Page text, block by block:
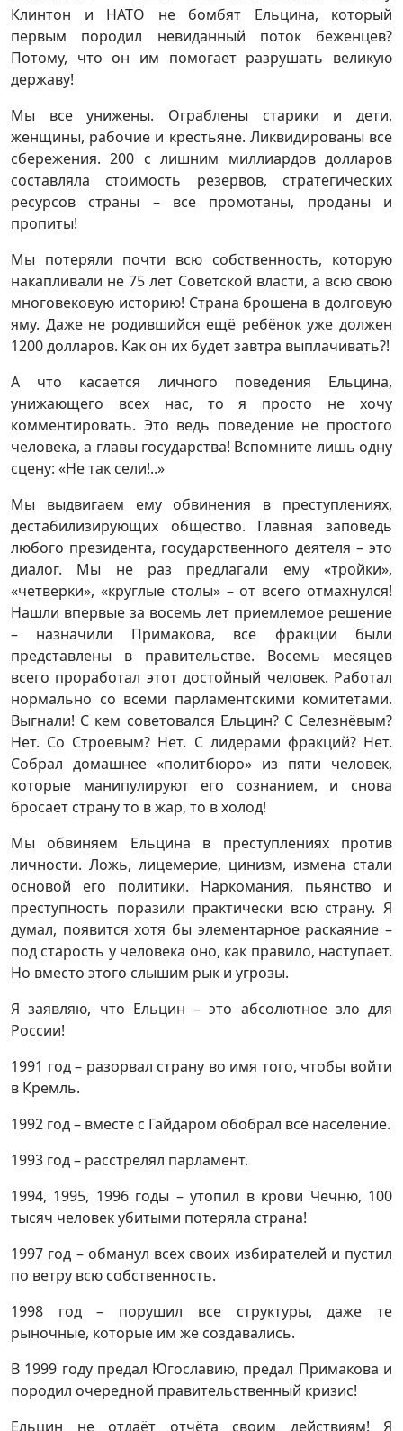
Клинтон и НАТО не бомбят Ельцина, который
первым породил невиданный поток беженцев?
Потому, что он им помогает разрушать великую
державу!
Мы все унижены. Ограблены старики и дети,
женщины, рабочие и крестьяне. Ликвидированы все
сбережения. 200 с лишним миллиардов долларов
составляла стоимость резервов, стратегических
ресурсов страны – все промотаны, проданы и
пропиты!
Мы потеряли почти всю собственность, которую
накапливали не 75 лет Советской власти, а всю свою
многовековую историю! Страна брошена в долговую
яму. Даже не родившийся ещё ребёнок уже должен
1200 долларов. Как он их будет завтра выплачивать?!
А что касается личного поведения Ельцина,
унижающего всех нас, то я просто не хочу
комментировать. Это ведь поведение не простого
человека, а главы государства! Вспомните лишь одну
сцену: «Не так сели!..»
Мы выдвигаем ему обвинения в преступлениях,
дестабилизирующих общество. Главная заповедь
любого президента, государственного деятеля – это
диалог. Мы не раз предлагали ему «тройки»,
«четверки», «круглые столы» – от всего отмахнулся!
Нашли впервые за восемь лет приемлемое решение
– назначили Примакова, все фракции были
представлены в правительстве. Восемь месяцев
всего проработал этот достойный человек. Работал
нормально со всеми парламентскими комитетами.
Выгнали! С кем советовался Ельцин? С Селезнёвым?
Нет. Со Строевым? Нет. С лидерами фракций? Нет.
Собрал домашнее «политбюро» из пяти человек,
которые манипулируют его сознанием, и снова
бросает страну то в жар, то в холод!
Мы обвиняем Ельцина в преступлениях против
личности. Ложь, лицемерие, цинизм, измена стали
основой его политики. Наркомания, пьянство и
преступность поразили практически всю страну. Я
думал, появится хотя бы элементарное раскаяние –
под старость у человека оно, как правило, наступает.
Но вместо этого слышим рык и угрозы.
Я заявляю, что Ельцин – это абсолютное зло для
России!
1991 год – разорвал страну во имя того, чтобы войти
в Кремль.
1992 год – вместе с Гайдаром обобрал всё население.
1993 год – расстрелял парламент.
1994, 1995, 1996 годы – утопил в крови Чечню, 100
тысяч человек убитыми потеряла страна!
1997 год – обманул всех своих избирателей и пустил
по ветру всю собственность.
1998 год – порушил все структуры, даже те
рыночные, которые им же создавались.
В 1999 году предал Югославию, предал Примакова и
породил очередной правительственный кризис!
Ельцин не отдаёт отчёта своим действиям! Я